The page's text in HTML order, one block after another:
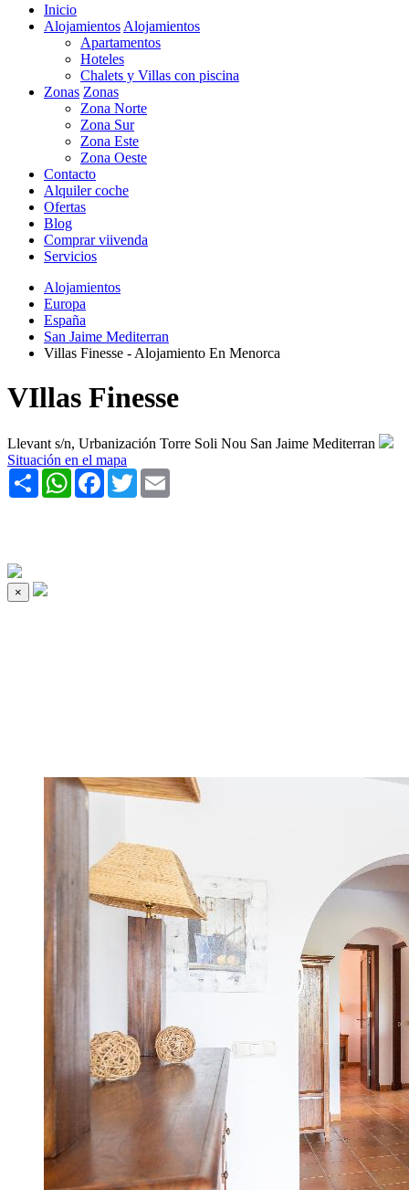
Inicio
Alojamientos Alojamientos
Apartamentos
Hoteles
Chalets y Villas con piscina
Zonas Zonas
Zona Norte
Zona Sur
Zona Este
Zona Oeste
Contacto
Alquiler coche
Ofertas
Blog
Comprar viivenda
Servicios
Alojamientos
Europa
España
San Jaime Mediterran
Villas Finesse - Alojamiento En Menorca
VIllas Finesse
Llevant s/n, Urbanización Torre Soli Nou San Jaime Mediterran
Situación en el mapa
Share WhatsAppFacebook
Twitter
×